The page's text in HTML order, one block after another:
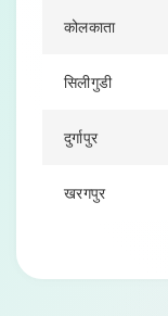
(₹50000 पेक्षा
भाडेपट्टीचे
(कुटुंबातील
कोलकाता
सिलीगुडी
दुर्गापुर
खरगपुर